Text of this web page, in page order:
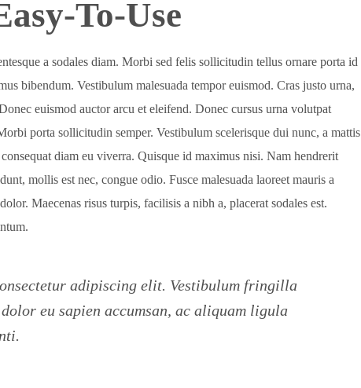
To-Use
a sodales diam. Morbi sed felis sollicitudin tellus ornare porta id
bibendum. Vestibulum malesuada tempor euismod. Cras justo urna,
euismod auctor arcu et eleifend. Donec cursus urna volutpat
porta sollicitudin semper. Vestibulum scelerisque dui nunc, a mattis
diam eu viverra. Quisque id maximus nisi. Nam hendrerit
mollis est nec, congue odio. Fusce malesuada laoreet mauris a
Maecenas risus turpis, facilisis a nibh a, placerat sodales est.
adipiscing elit. Vestibulum fringilla
eu sapien accumsan, ac aliquam ligula